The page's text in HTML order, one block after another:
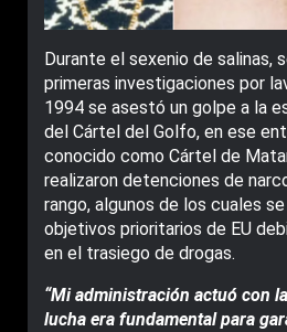
Durante el sexenio de salinas,
primeras investigaciones por
1994 se asestó un golpe a la
del Cártel del Golfo, en ese
conocido como Cártel de
realizaron detenciones de
rango, algunos de los cuales
objetivos prioritarios de EU
en el trasiego de drogas.
“Mi administración actuó con
lucha era fundamental para